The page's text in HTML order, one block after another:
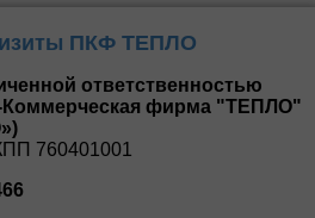
ПКФ ТЕПЛО
ответственностью
Коммерческая фирма "ТЕПЛО"
760401001